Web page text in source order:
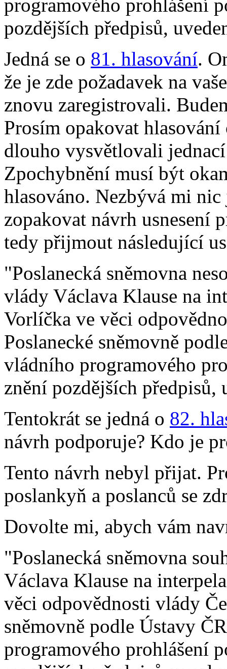
programového prohlášení
pozdějších předpisů,
Jedná se o 81. hlasování.
že je zde požadavek na
znovu zaregistrovali.
Prosím opakovat
dlouho vysvětlovali
Zpochybnění musí být
hlasováno. Nezbývá mi
zopakovat návrh usnesení
tedy přijmout následující
"Poslanecká sněmovna
vlády Václava Klause na
Vorlíčka ve věci
Poslanecké sněmovně
vládního programového
znění pozdějších
Tentokrát se jedná o 82.
návrh podporuje? Kdo je
Tento návrh nebyl přijat.
poslankyň a poslanců se
Dovolte mi, abych vám
"Poslanecká sněmovna
Václava Klause na
věci odpovědnosti vlády
sněmovně podle Ústavy
programového prohlášení